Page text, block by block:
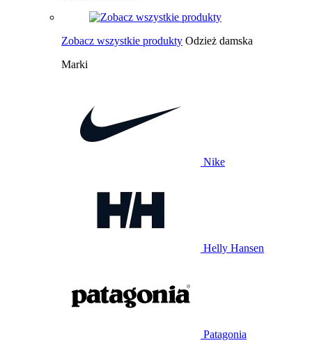
Zobacz wszystkie produkty Odzież damska
Marki
Nike
Helly Hansen
Patagonia